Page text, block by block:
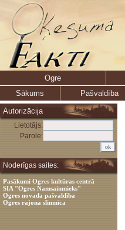
Ogre
Sākums
Pašvaldība
Autorizācija
Lietotājs:
Parole:
Noderīgas saites:
Pasākumi Ogres kultūras centrā
SIA "Ogres Namsaimnieks"
Ogres novada pašvaldība
Ogres rajona slimnīca